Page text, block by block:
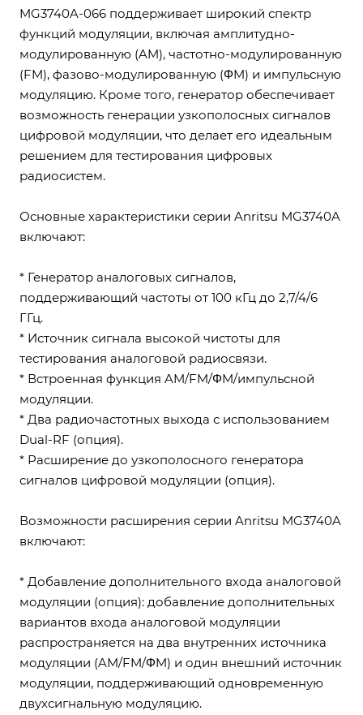
MG3740A-066 поддерживает широкий спектр
функций модуляции, включая амплитудно-
модулированную (AM), частотно-модулированную
(FM), фазово-модулированную (ΦM) и импульсную
модуляцию. Кроме того, генератор обеспечивает
возможность генерации узкополосных сигналов
цифровой модуляции, что делает его идеальным
решением для тестирования цифровых
радиосистем.
Основные характеристики серии Anritsu MG3740A
включают:
* Генератор аналоговых сигналов,
поддерживающий частоты от 100 кГц до 2,7/4/6
ГГц.
* Источник сигнала высокой чистоты для
тестирования аналоговой радиосвязи.
* Встроенная функция AM/FM/ΦM/импульсной
модуляции.
* Два радиочастотных выхода с использованием
Dual-RF (опция).
* Расширение до узкополосного генератора
сигналов цифровой модуляции (опция).
Возможности расширения серии Anritsu MG3740A
включают:
* Добавление дополнительного входа аналоговой
модуляции (опция): добавление дополнительных
вариантов входа аналоговой модуляции
распространяется на два внутренних источника
модуляции (AM/FM/ΦM) и один внешний источник
модуляции, поддерживающий одновременную
двухсигнальную модуляцию.